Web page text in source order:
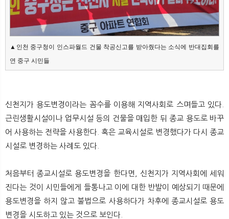
▲인천 중구청이 인스파월드 건물 착공신고를 받아줬다는 소식에 반대집회를
연 중구 시민들
신천지가 용도변경이라는 꼼수를 이용해 지역사회로 스며들고 있다.
근린생활시설이나 업무시설 등의 건물을 매입한 뒤 종교 용도로 바꾸
어 사용하는 전략을 사용한다. 혹은 교육시설로 변경했다가 다시 종교
시설로 변경하는 사례도 있다.
처음부터 종교시설로 용도변경을 한다면, 신천지가 지역사회에 세워
진다는 것이 시민들에게 들통나고 이에 대한 반발이 예상되기 때문에
용도변경을 하지 않고 불법으로 사용하다가 차후에 종교시설로 용도
변경을 시도하고 있는 것으로 보인다.